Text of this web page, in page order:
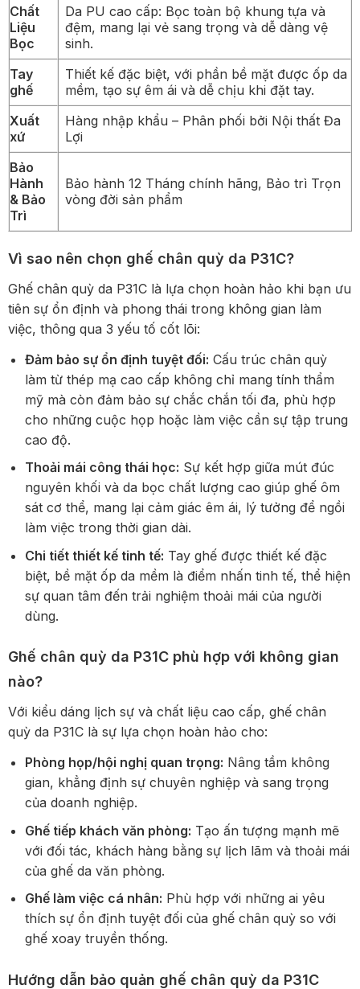
Chất
Liệu
Bọc
Da PU cao cấp: Bọc toàn bộ khung tựa và
đệm, mang lại vẻ sang trọng và dễ dàng vệ
sinh.
Tay
ghế
Thiết kế đặc biệt, với phần bề mặt được ốp da
mềm, tạo sự êm ái và dễ chịu khi đặt tay.
Xuất
xứ
Hàng nhập khẩu – Phân phối bởi Nội thất Đa
Lợi
Bảo
Hành
& Bảo
Trì
Bảo hành 12 Tháng chính hãng, Bảo trì Trọn
vòng đời sản phẩm
Vì sao nên chọn ghế chân quỳ da P31C?
Ghế chân quỳ da P31C là lựa chọn hoàn hảo khi bạn ưu
tiên sự ổn định và phong thái trong không gian làm
việc, thông qua 3 yếu tố cốt lõi:
Đảm bảo sự ổn định tuyệt đối: Cấu trúc chân quỳ
làm từ thép mạ cao cấp không chỉ mang tính thẩm
mỹ mà còn đảm bảo sự chắc chắn tối đa, phù hợp
cho những cuộc họp hoặc làm việc cần sự tập trung
cao độ.
Thoải mái công thái học: Sự kết hợp giữa mút đúc
nguyên khối và da bọc chất lượng cao giúp ghế ôm
sát cơ thể, mang lại cảm giác êm ái, lý tưởng để ngồi
làm việc trong thời gian dài.
Chi tiết thiết kế tinh tế: Tay ghế được thiết kế đặc
biệt, bề mặt ốp da mềm là điểm nhấn tinh tế, thể hiện
sự quan tâm đến trải nghiệm thoải mái của người
dùng.
Ghế chân quỳ da P31C phù hợp với không gian
nào?
Với kiểu dáng lịch sự và chất liệu cao cấp, ghế chân
quỳ da P31C là sự lựa chọn hoàn hảo cho:
Phòng họp/hội nghị quan trọng: Nâng tầm không
gian, khẳng định sự chuyên nghiệp và sang trọng
của doanh nghiệp.
Ghế tiếp khách văn phòng: Tạo ấn tượng mạnh mẽ
với đối tác, khách hàng bằng sự lịch lãm và thoải mái
của ghế da văn phòng.
Ghế làm việc cá nhân: Phù hợp với những ai yêu
thích sự ổn định tuyệt đối của ghế chân quỳ so với
ghế xoay truyền thống.
Hướng dẫn bảo quản ghế chân quỳ da P31C